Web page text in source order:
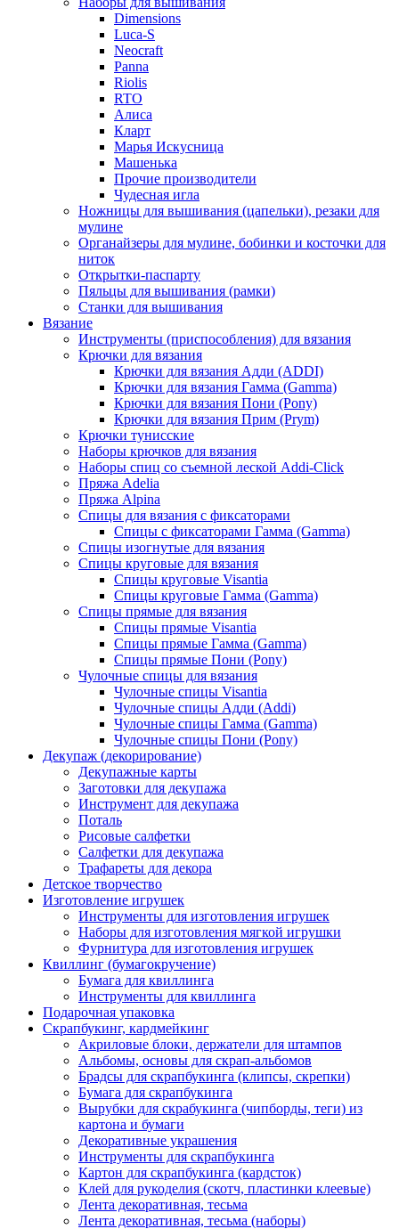
Dimensions
Luca-S
Neocraft
Panna
Riolis
RTO
Алиса
Кларт
Марья Искусница
Машенька
Прочие производители
Чудесная игла
Ножницы для вышивания (цапельки), резаки для
мулине
Органайзеры для мулине, бобинки и косточки для
ниток
Открытки-паспарту
Пяльцы для вышивания (рамки)
Станки для вышивания
Вязание
Инструменты (приспособления) для вязания
Крючки для вязания
Крючки для вязания Адди (ADDI)
Крючки для вязания Гамма (Gamma)
Крючки для вязания Пони (Pony)
Крючки для вязания Прим (Prym)
Крючки тунисские
Наборы крючков для вязания
Наборы спиц со съемной леской Addi-Click
Пряжа Adelia
Пряжа Alpina
Спицы для вязания с фиксаторами
Спицы с фиксаторами Гамма (Gamma)
Спицы изогнутые для вязания
Спицы круговые для вязания
Спицы круговые Visantia
Спицы круговые Гамма (Gamma)
Спицы прямые для вязания
Спицы прямые Visantia
Спицы прямые Гамма (Gamma)
Спицы прямые Пони (Pony)
Чулочные спицы для вязания
Чулочные спицы Visantia
Чулочные спицы Адди (Addi)
Чулочные спицы Гамма (Gamma)
Чулочные спицы Пони (Pony)
Декупаж (декорирование)
Декупажные карты
Заготовки для декупажа
Инструмент для декупажа
Поталь
Рисовые салфетки
Салфетки для декупажа
Трафареты для декора
Детское творчество
Изготовление игрушек
Инструменты для изготовления игрушек
Наборы для изготовления мягкой игрушки
Фурнитура для изготовления игрушек
Квиллинг (бумагокручение)
Бумага для квиллинга
Инструменты для квиллинга
Подарочная упаковка
Скрапбукинг, кардмейкинг
Акриловые блоки, держатели для штампов
Альбомы, основы для скрап-альбомов
Брадсы для скрапбукинга (клипсы, скрепки)
Бумага для скрапбукинга
Вырубки для скрабукинга (чипборды, теги) из
картона и бумаги
Декоративные украшения
Инструменты для скрапбукинга
Картон для скрапбукинга (кардсток)
Клей для рукоделия (скотч, пластинки клеевые)
Лента декоративная, тесьма
Лента декоративная, тесьма (наборы)